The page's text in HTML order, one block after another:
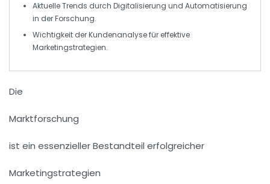
Aktuelle Trends durch Digitalisierung und Automatisierung
in der Forschung.
Wichtigkeit derKundenanalysefür effektive
Marketingstrategien.
Die
Marktforschung
ist ein essenzieller Bestandteil erfolgreicher
Marketingstrategien